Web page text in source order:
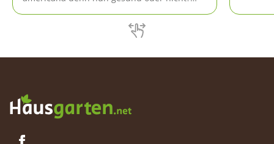
Nährwerte bringt Licht ins Dunkel.